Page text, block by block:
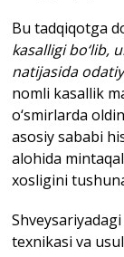
Bu tadqiqotga
kasalligi bo‘lib,
natijasida
nomli kasallik
o‘smirlarda
asosiy sababi
alohida
xosligini
texnikasi va